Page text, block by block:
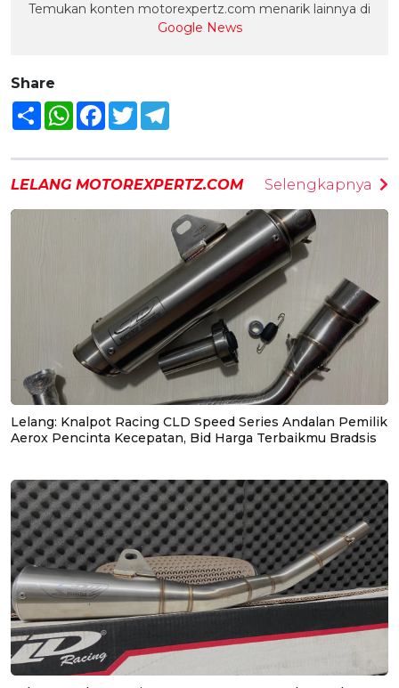
Temukan konten motorexpertz.com menarik lainnya di
Google News
Share
Share WhatsAppFacebook
Twitter
LELANG MOTOREXPERTZ.COM Selengkapnya
Lelang: Knalpot Racing CLD Speed Series Andalan Pemilik
Aerox Pencinta Kecepatan, Bid Harga Terbaikmu Bradsis